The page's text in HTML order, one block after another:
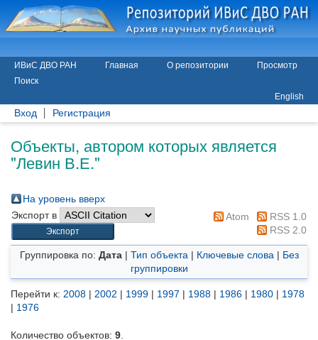
ИВиС ДВО РАН Главная О репозитории
Просмотр
Поиск
English
Вход Регистрация
Объекты, автором которых является
"Левин В.Е."
На уровень вверх
Экспорт в
Atom
RSS 1.0
RSS 2.0
Группировка по: Дата| Тип объекта | Ключевые слова | Без
группировки
Перейти к: 2008 | 2002 | 1999 | 1997 | 1988 | 1986 | 1980 | 1978
| 1976
Количество объектов: 9